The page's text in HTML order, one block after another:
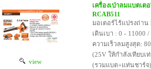
view
เครื่องเป่าลมแบตเต
RCAB511
มอเตอร์ไร้แปรงถ่าน
เดินเบา : 0 - 11000
ความเร็วลมสูงสุด:
(25V ให้กำลังเทียบเ
(รวมแบต+แท่นชาร์จ)